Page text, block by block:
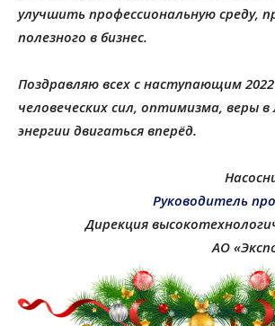
улучшить профессиональную среду,
полезного в бизнес.
Поздравляю всех с наступающим
человеческих сил, оптимизма, веры в
энергии двигаться вперёд.
Руководитель
Дирекция
АО